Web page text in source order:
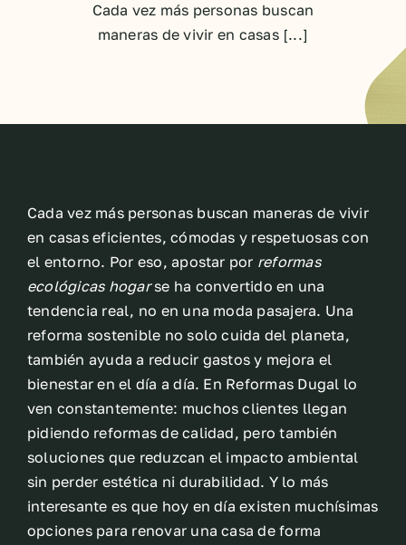
Cada vez más personas buscan
maneras de vivir en casas [...]
Cada vez más personas buscan maneras de vivir
en casas eficientes, cómodas y respetuosas con
el entorno. Por eso, apostar por reformas
ecológicas hogarse ha convertido en una
tendencia real, no en una moda pasajera. Una
reforma sostenible no solo cuida del planeta,
también ayuda a reducir gastos y mejora el
bienestar en el día a día. En Reformas Dugal lo
ven constantemente: muchos clientes llegan
pidiendo reformas de calidad, pero también
soluciones que reduzcan el impacto ambiental
sin perder estética ni durabilidad. Y lo más
interesante es que hoy en día existen muchísimas
opciones para renovar una casa de forma